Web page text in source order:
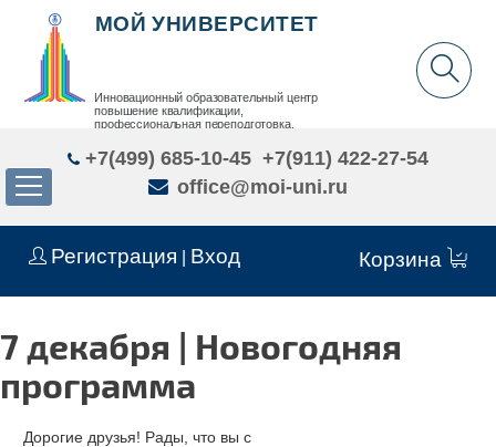
Регистрация Вход Корзина
МОЙ УНИВЕРСИТЕТ
Инновационный образовательный центр
повышение квалификации,
профессиональная переподготовка,
+7(499) 685-10-45 +7(911) 422-27-54
office@moi-uni.ru
7 декабря | Новогодняя
программа
Дорогие друзья! Рады, что вы с